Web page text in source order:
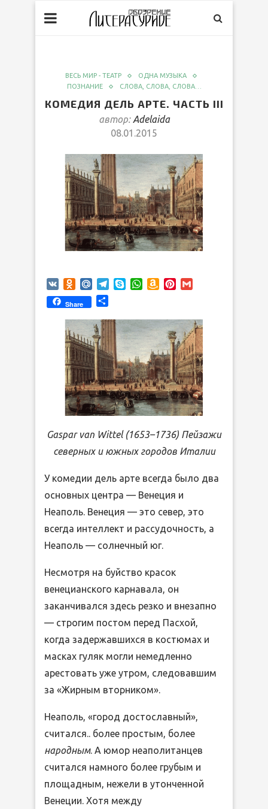
ВЕСЬ МИР - ТЕАТР
ОДНА МУЗЫКА
ПОЗНАНИЕ
СЛОВА, СЛОВА, СЛОВА…
КОМЕДИЯ ДЕЛЬ АРТЕ. ЧАСТЬ III
автор: Adelaida
08.01.2015
VK Odnoklassniki
Mail.RuTelegram
SkypeWhatsApp
AmazonPinterest
Share
Gaspar van Wittel (1653–1736) Пейзажи
северных и южных городов Италии
У комедии дель арте всегда было два
основных центра — Венеция и
Неаполь. Венеция — это север, это
всегда интеллект и рассудочность, а
Неаполь — солнечный юг.
Несмотря на буйство красок
венецианского карнавала, он
заканчивался здесь резко и внезапно
— строгим постом перед Пасхой,
когда задержавшихся в костюмах и
масках гуляк могли немедленно
арестовать уже утром, следовавшим
за «Жирным вторником».
Неаполь, «город достославный»,
считался.. более простым, более
народным. А юмор неаполитанцев
считался намного более грубым и
площадным, нежели в утонченной
Венеции. Хотя между